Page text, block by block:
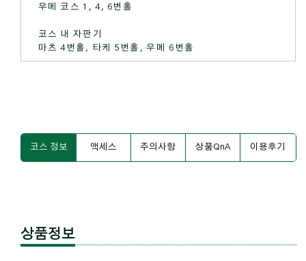
우메 코스 1, 4, 6번홀
코스 내 자판기
마츠 4번홀, 타케 5번홀, 우메 6번홀
코스 정보 액세스 주의사항 상품QnA 이용후기
상품정보